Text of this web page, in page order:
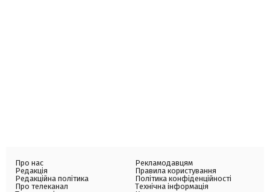
Про нас
Редакція
Редакційна політика
Про телеканал
Рекламодавцям
Правила користування
Політика конфіденційності
Технічна інформація